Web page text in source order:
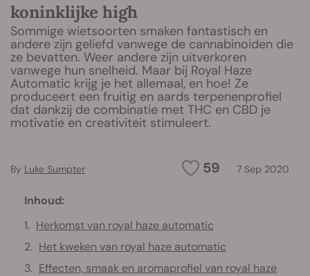
koninklijke high
Sommige wietsoorten smaken fantastisch en
andere zijn geliefd vanwege de cannabinoiden die
ze bevatten. Weer andere zijn uitverkoren
vanwege hun snelheid. Maar bij Royal Haze
Automatic krijg je het allemaal, en hoe! Ze
produceert een fruitig en aards terpenenprofiel
dat dankzij de combinatie met THC en CBD je
motivatie en creativiteit stimuleert.
59 7 Sep 2020
By Luke Sumpter
Inhoud:
Herkomst van royal haze automatic
Het kweken van royal haze automatic
Effecten, smaak en aromaprofiel van royal haze